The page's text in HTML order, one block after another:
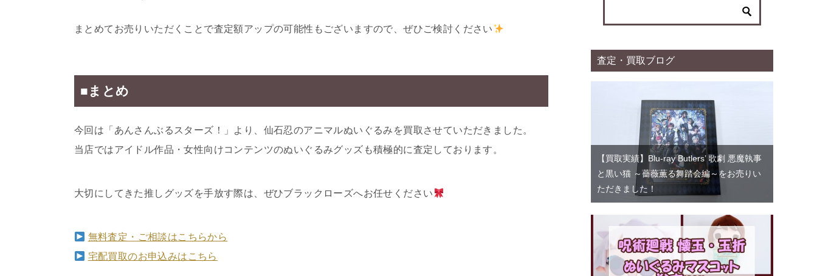
まとめてお売りいただくことで査定額アップの可能性もございますので、ぜひご検討ください
■まとめ
今回は「あんさんぶるスターズ！」より、仙石忍のアニマルぬいぐるみを買取させていただきました。
当店ではアイドル作品・女性向けコンテンツのぬいぐるみグッズも積極的に査定しております。
大切にしてきた推しグッズを手放す際は、ぜひブラックローズへお任せください
無料査定・ご相談はこちらから
宅配買取のお申込みはこちら
査定・買取ブログ
【買取実績】Blu-ray Butlers’ 歌劇 悪魔執事
と黒い猫 ～薔薇薫る舞踏会編～をお売りい
ただきました！